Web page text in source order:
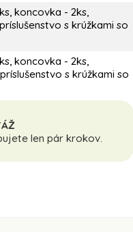
koncovka - 2ks,
s krúžkami so
koncovka - 2ks,
s krúžkami so
len pár krokov.